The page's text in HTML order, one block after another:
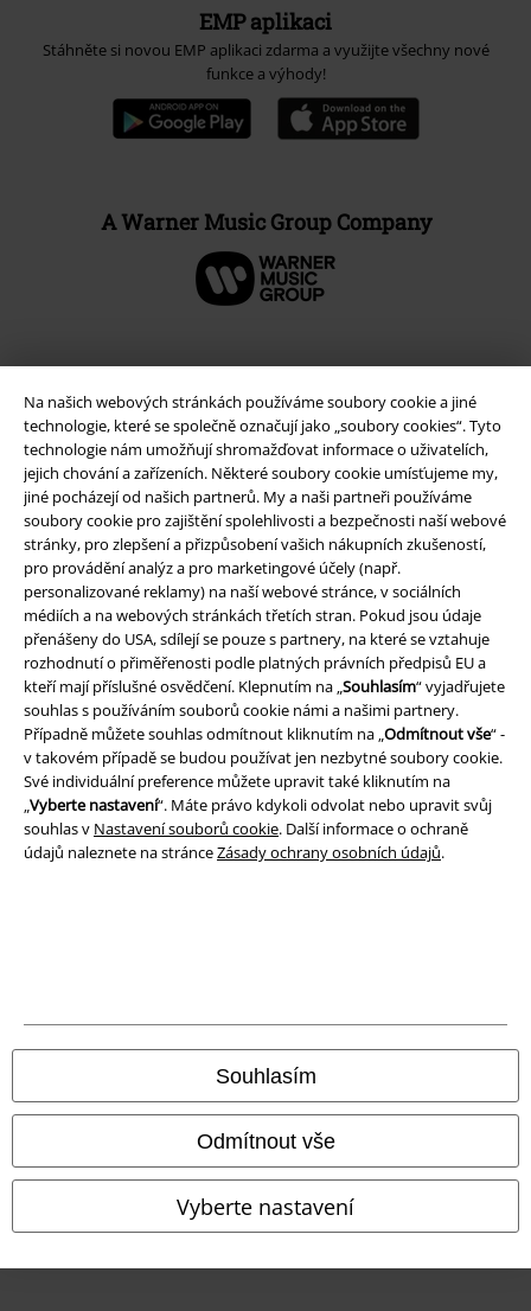
Na našich webových stránkách používáme soubory cookie a jiné
technologie, které se společně označují jako „soubory cookies“. Tyto
technologie nám umožňují shromažďovat informace o uživatelích,
jejich chování a zařízeních. Některé soubory cookie umísťujeme my,
jiné pocházejí od našich partnerů. My a naši partneři používáme
soubory cookie pro zajištění spolehlivosti a bezpečnosti naší webové
stránky, pro zlepšení a přizpůsobení vašich nákupních zkušeností,
pro provádění analýz a pro marketingové účely (např.
personalizované reklamy) na naší webové stránce, v sociálních
médiích a na webových stránkách třetích stran. Pokud jsou údaje
přenášeny do USA, sdílejí se pouze s partnery, na které se vztahuje
rozhodnutí o přiměřenosti podle platných právních předpisů EU a
kteří mají příslušné osvědčení. Klepnutím na „Souhlasím“ vyjadřujete
souhlas s používáním souborů cookie námi a našimi partnery.
Případně můžete souhlas odmítnout kliknutím na „Odmítnout vše“ -
v takovém případě se budou používat jen nezbytné soubory cookie.
Své individuální preference můžete upravit také kliknutím na
„Vyberte nastavení“. Máte právo kdykoli odvolat nebo upravit svůj
souhlas v Nastavení souborů cookie. Další informace o ochraně
údajů naleznete na stránceZásady ochrany osobních údajů.
Souhlasím
Odmítnout vše
Vyberte nastavení
EMP aplikaci
Stáhněte si novou EMP aplikaci zdarma a využijte všechny nové
funkce a výhody!
A Warner Music Group Company
Právní informace
Podmínky
Prohlášení
Ochrana osobních údajů
Likvidace odpadu a ochrana životního prostředí
Prohlášení o shodě
Naše online obchody